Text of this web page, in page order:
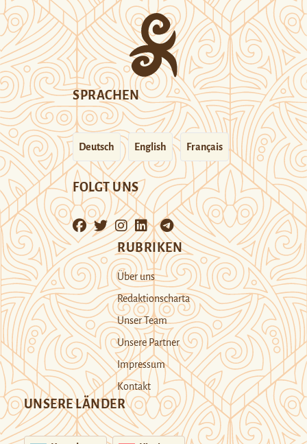
SPRACHEN
Deutsch English Français
FOLGT UNS
RUBRIKEN
Über uns
Redaktionscharta
Unser Team
Unsere Partner
Impressum
Kontakt
UNSERE LÄNDER